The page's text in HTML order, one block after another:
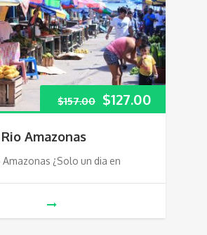
$157.00 $127.00
Amazonas
Amazonas ¿Solo un dia en